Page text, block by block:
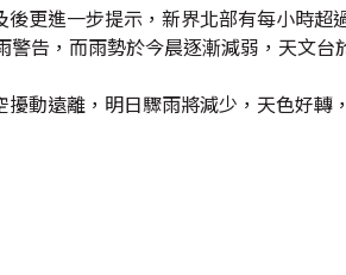
後更進一步提示，新界北部有每小時
警告，而雨勢於今晨逐漸減弱，天文
擾動遠離，明日驟雨將減少，天色好